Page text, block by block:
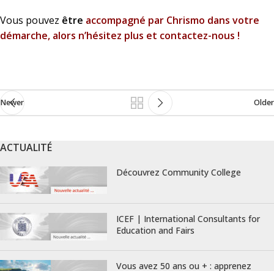
Vous pouvez être accompagné par Chrismo dans votre
démarche, alors n’hésitez plus et contactez-nous !
Newer Older
ACTUALITÉ
Découvrez Community College
ICEF | International Consultants for
Education and Fairs
Vous avez 50 ans ou + : apprenez